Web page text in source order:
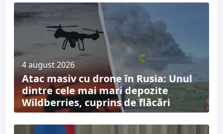
4 august 2026
Atac masiv cu drone în Rusia: Unul
dintre cele mai mari depozite
Wildberries, cuprins de flăcări